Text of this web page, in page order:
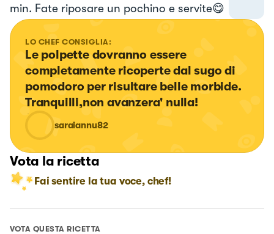
min. Fate riposare un pochino e servite😋
LO CHEF CONSIGLIA:
Le polpette dovranno essere
completamente ricoperte dal sugo di
pomodoro per risultare belle morbide.
Tranquilli,non avanzera' nulla!
saraiannu82
Vota la ricetta
Fai sentire la tua voce, chef!
VOTA QUESTA RICETTA